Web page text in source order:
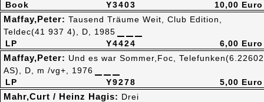
Y3403
Book 10,00 Euro
Y4424
LP
Maffay,Peter: Tausend Träume Weit, Club Edition,
Teldec(41 937 4), D, 1985
6,00 Euro
Y9278
LP
Maffay,Peter: Und es war Sommer,Foc, Telefunken(6.22602
AS), D, m /vg+, 1976
5,00 Euro
Mahr,Curt / Heinz Hagis: Drei